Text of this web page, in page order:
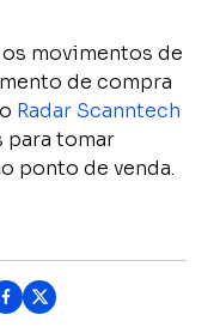
movimentos de
de compra
Radar Scanntech
para tomar
ponto de venda.